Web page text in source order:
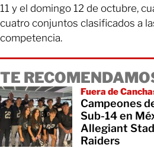
11 y el domingo 12 de octubre,
cuatro conjuntos clasificados a
competencia.
TE
Fuera de
Campeones
Sub-14 en
Allegiant
Raiders